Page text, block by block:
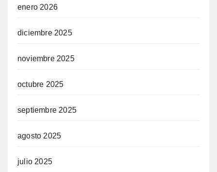
enero 2026
diciembre 2025
noviembre 2025
octubre 2025
septiembre 2025
agosto 2025
julio 2025